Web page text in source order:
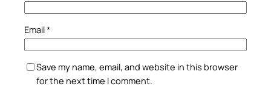
Email*
Save my name, email, and website in this browser
for the next time I comment.